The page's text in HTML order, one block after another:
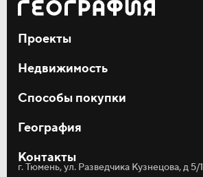
Проекты
Дивный квартал у озера
Недвижимость
Студии
Двухкомнатные
Трёхкомнатные
Кладовые
Паркинг
Способы покупки
Рассрочка
Трейд-ин
География
Акции и новости
Статьи
Контакты
г. Тюмень, ул. Разведчика Кузнецова, д 5/1